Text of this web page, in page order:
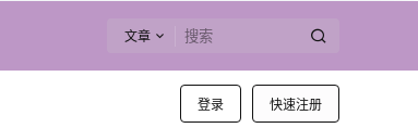
文章
登录 快速注册